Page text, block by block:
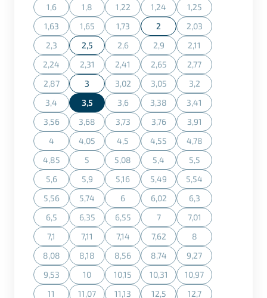
1,6
(Cette action n'est actuellement pas disponible.)
1,8
(Cette action n'est actuellement pas disponible.)
1,22
(Cette action n'est actuellement pas
1,24
(Cette action n'est
1,25
(Cette action n'est
1,63
(Cette action n'est actuellement pas disponible.)
1,65
(Cette action n'est actuellement pas disponible.)
1,73
(Cette action n'est actuellement pas
2 2,03
(Cette action n'est
2,3
(Cette action n'est actuellement pas disponible.)
2,5 2,6
(Cette action n'est actuellement pas
2,9
(Cette action n'est
2,11
(Cette action n'est
2,24
(Cette action n'est actuellement pas disponible.)
2,31
(Cette action n'est actuellement pas disponible.)
2,41
(Cette action n'est actuellement pas
2,65
(Cette action n'est
2,77
(Cette action n'est
2,87
(Cette action n'est actuellement pas disponible.)
3 3,02
(Cette action n'est actuellement pas
3,05
(Cette action n'est
3,2
(Cette action n'est
3,4
(Cette action n'est actuellement pas disponible.)
3,5 3,6
(Cette action n'est actuellement pas
3,38
(Cette action n'est
3,41
(Cette action n'est
3,56
(Cette action n'est actuellement pas disponible.)
3,68
(Cette action n'est actuellement pas disponible.)
3,73
(Cette action n'est actuellement pas
3,76
(Cette action n'est
3,91
(Cette action n'est
4
(Cette action n'est actuellement pas disponible.)
4,05
(Cette action n'est actuellement pas disponible.)
4,5
(Cette action n'est actuellement pas
4,55
(Cette action n'est
4,78
(Cette action n'est
4,85
(Cette action n'est actuellement pas disponible.)
5
(Cette action n'est actuellement pas disponible.)
5,08
(Cette action n'est actuellement pas
5,4
(Cette action n'est
5,5
(Cette action n'est
5,6
(Cette action n'est actuellement pas disponible.)
5,9
(Cette action n'est actuellement pas disponible.)
5,16
(Cette action n'est actuellement pas
5,49
(Cette action n'est
5,54
(Cette action n'est
5,56
(Cette action n'est actuellement pas disponible.)
5,74
(Cette action n'est actuellement pas disponible.)
6
(Cette action n'est actuellement pas
6,02
(Cette action n'est
6,3
(Cette action n'est
6,5
(Cette action n'est actuellement pas disponible.)
6,35
(Cette action n'est actuellement pas disponible.)
6,55
(Cette action n'est actuellement pas
7
(Cette action n'est
7,01
(Cette action n'est
7,1
(Cette action n'est actuellement pas disponible.)
7,11
(Cette action n'est actuellement pas disponible.)
7,14
(Cette action n'est actuellement pas
7,62
(Cette action n'est
8
(Cette action n'est
8,08
(Cette action n'est actuellement pas disponible.)
8,18
(Cette action n'est actuellement pas disponible.)
8,56
(Cette action n'est actuellement pas
8,74
(Cette action n'est
9,27
(Cette action n'est
9,53
(Cette action n'est actuellement pas disponible.)
10
(Cette action n'est actuellement pas disponible.)
10,15
(Cette action n'est actuellement pas
10,31
(Cette action n'est
10,97
(Cette action n'est
11 11,07 11,13 12,5 12,7